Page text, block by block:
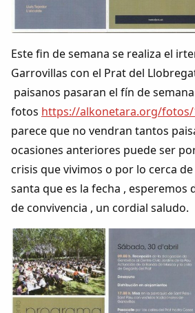
AlkoTV
Biblioteca
Periódico Alconétar
Foros
Idiosincrasia
Diccionario
Traductor
Dichos
Este fin de semana se realiza el
Garrovillas con el Prat del
paisanos pasaran el fín de
fotos https://alkonetara.org/fotos/
parece que no vendran tantos
ocasiones anteriores puede ser
crisis que vivimos o por lo cerca
santa que es la fecha , esperemos
de convivencia , un cordial saludo.